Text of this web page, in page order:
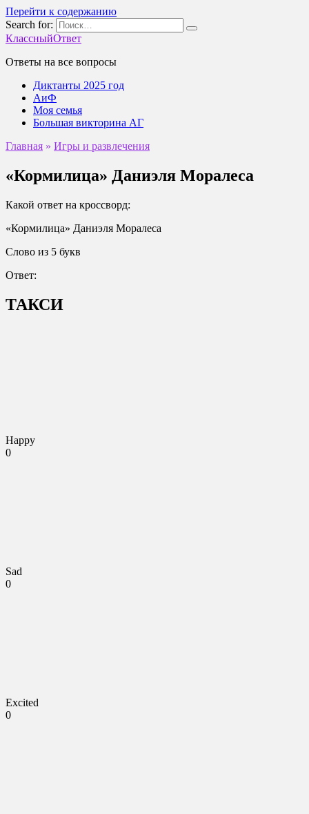
Перейти к содержанию
Search for:
КлассныйОтвет
Ответы на все вопросы
Диктанты 2025 год
АиФ
Моя семья
Большая викторина АГ
Главная » Игры и развлечения
«Кормилица» Даниэля Моралеса
Какой ответ на кроссворд:
«Кормилица» Даниэля Моралеса
Слово из 5 букв
Ответ:
ТАКСИ
Happy
0
Sad
0
Excited
0